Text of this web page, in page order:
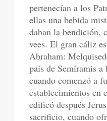
pertenecían a los
ellas una bebida
daban la bendición,
vees. El gran cáliz
Abraham:
país de Semíramis a
cuando comenzó a
establecimientos en
edificó después
sacrificio, cuando